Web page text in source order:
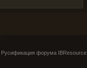
Русификация форума IBResource